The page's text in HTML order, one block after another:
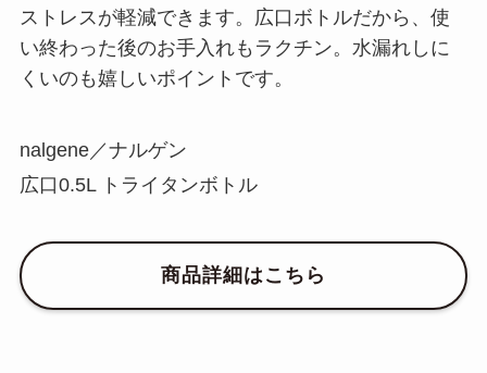
ストレスが軽減できます。広口ボトルだから、使
い終わった後のお手入れもラクチン。水漏れしに
くいのも嬉しいポイントです。
nalgene／ナルゲン
広口0.5L トライタンボトル
商品詳細はこちら